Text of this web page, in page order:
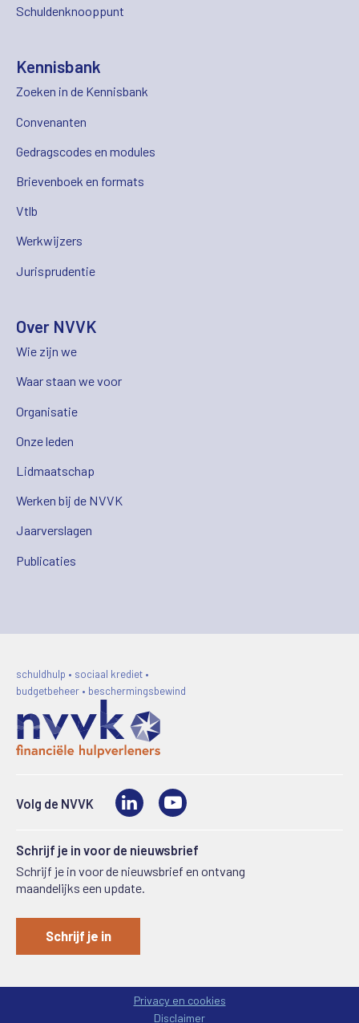
Schuldenknooppunt
Kennisbank
Zoeken in de Kennisbank
Convenanten
Gedragscodes en modules
Brievenboek en formats
Vtlb
Werkwijzers
Jurisprudentie
Over NVVK
Wie zijn we
Waar staan we voor
Organisatie
Onze leden
Lidmaatschap
Werken bij de NVVK
Jaarverslagen
Publicaties
schuldhulp • sociaal krediet •
budgetbeheer • beschermingsbewind
Volg de NVVK LinkedIn
Schrijf je in voor de nieuwsbrief
Schrijf je in voor de nieuwsbrief en ontvang
maandelijks een update.
Schrijf je in
Privacy en cookies
Disclaimer